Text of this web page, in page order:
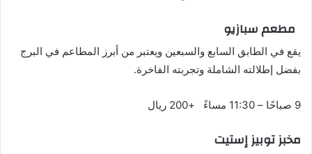
مطعم سبازيو
يقع في الطابق السابع والسبعين ويعتبر من أبرز المطاعم في البرج
بفضل إطلالته الشاملة وتجربته الفاخرة.
9 صباحًا – 11:30 مساءً +200 ريال
مخبز توبيز إستيت